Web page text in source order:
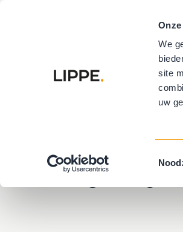
We
site
uw
De